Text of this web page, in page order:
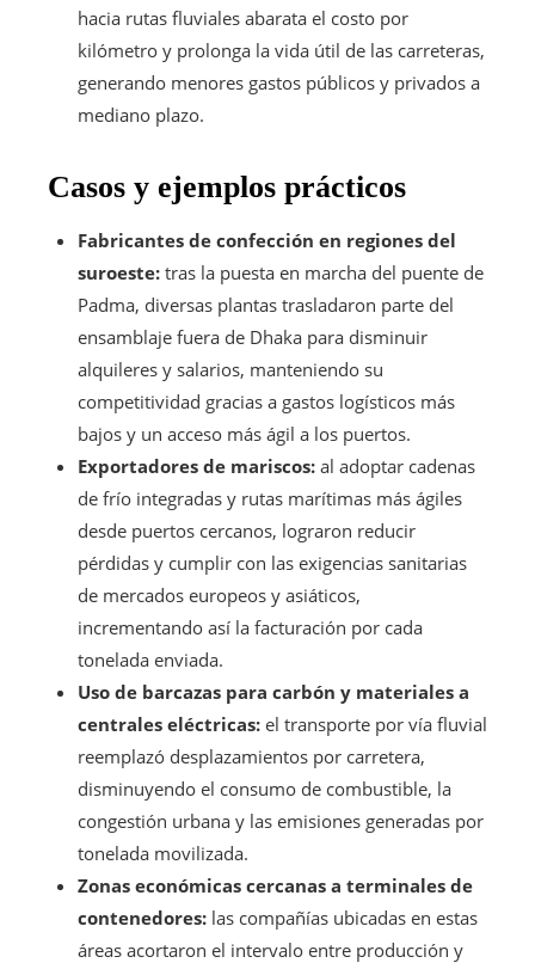
hacia rutas fluviales abarata el costo por
kilómetro y prolonga la vida útil de las carreteras,
generando menores gastos públicos y privados a
mediano plazo.
Casos y ejemplos prácticos
Fabricantes de confección en regiones del
suroeste: tras la puesta en marcha del puente de
Padma, diversas plantas trasladaron parte del
ensamblaje fuera de Dhaka para disminuir
alquileres y salarios, manteniendo su
competitividad gracias a gastos logísticos más
bajos y un acceso más ágil a los puertos.
Exportadores de mariscos: al adoptar cadenas
de frío integradas y rutas marítimas más ágiles
desde puertos cercanos, lograron reducir
pérdidas y cumplir con las exigencias sanitarias
de mercados europeos y asiáticos,
incrementando así la facturación por cada
tonelada enviada.
Uso de barcazas para carbón y materiales a
centrales eléctricas: el transporte por vía fluvial
reemplazó desplazamientos por carretera,
disminuyendo el consumo de combustible, la
congestión urbana y las emisiones generadas por
tonelada movilizada.
Zonas económicas cercanas a terminales de
contenedores: las compañías ubicadas en estas
áreas acortaron el intervalo entre producción y